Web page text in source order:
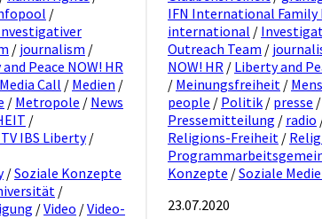
/
/ journalism /
Peace NOW! HR
Media Call / Medien /
/ Metropole / News
/
IBS Liberty/
/Soziale Konzepte
/
/Video /Video-
IFN International Family
international /
Outreach Team /
NOW! HR / Liberty and
/ Meinungsfreiheit /
people / Politik / presse /
Pressemitteilung / radio
Religions-Freiheit /
Konzepte /Soziale
23.07.2020